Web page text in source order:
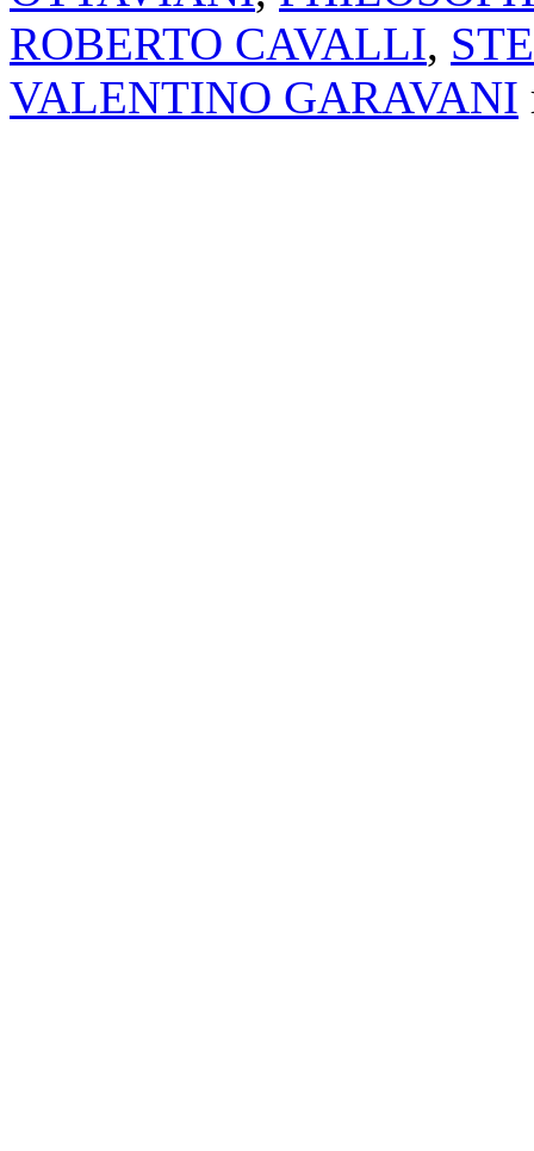
ROBERTO CAVALLI,
VALENTINO GARAVANI